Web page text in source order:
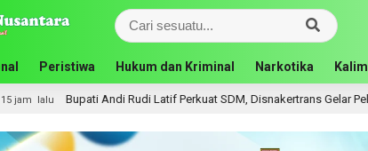
Peristiwa Hukum dan Kriminal Narkotika
Andi Rudi Latif Perkuat SDM, Disnakertrans Gelar Pelatihan Desain